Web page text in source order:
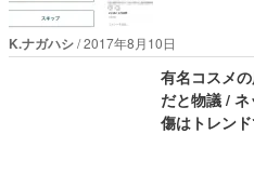
K.ナガハシ 2017年8月10日
有名コスメ
だと物議 /
傷はトレン